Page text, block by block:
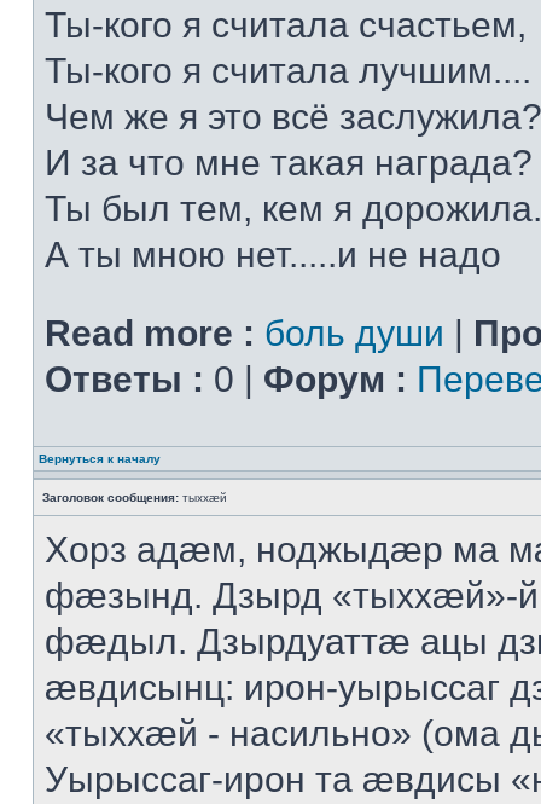
Ты-кого я считала счастьем,
Ты-кого я считала лучшим....
Чем же я это всё заслужила?
И за что мне такая награда?
Ты был тем, кем я
А ты мною нет.....и не надо
Read more : боль души |
Ответы : 0 | Форум :
Вернуться к началу
Заголовок сообщения: тыххӕй
Хорз адӕм, ноджыдӕр ма
фӕзынд. Дзырд «тыххӕй»-
фӕдыл. Дзырдуаттӕ ацы
ӕвдисынц: ирон-уырыссаг
«тыххӕй - насильно» (ома
Уырыссаг-ирон та ӕвдисы